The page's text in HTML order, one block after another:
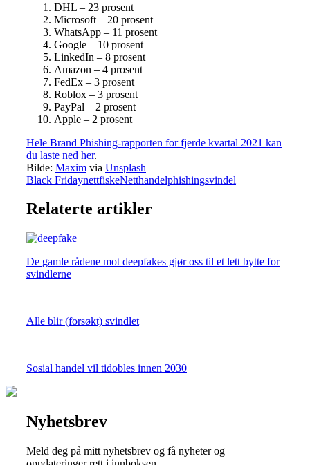
DHL – 23 prosent
Microsoft – 20 prosent
WhatsApp – 11 prosent
Google – 10 prosent
LinkedIn – 8 prosent
Amazon – 4 prosent
FedEx – 3 prosent
Roblox – 3 prosent
PayPal – 2 prosent
Apple – 2 prosent
Hele Brand Phishing-rapporten for fjerde kvartal 2021 kan
du laste ned her.
Bilde: Maxim via Unsplash
Black FridaynettfiskeNetthandelphishingsvindel
Relaterte artikler
De gamle rådene mot deepfakes gjør oss til et lett bytte for
svindlerne
Alle blir (forsøkt) svindlet
Sosial handel vil tidobles innen 2030
Nyhetsbrev
Meld deg på mitt nyhetsbrev og få nyheter og